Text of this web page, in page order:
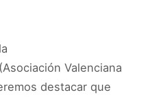
(Asociación Valenciana
destacar que